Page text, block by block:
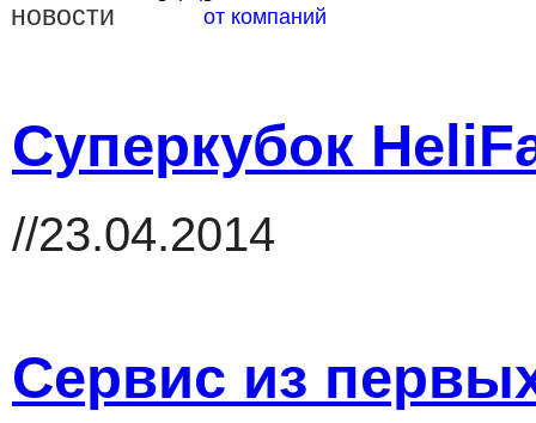
новости от компаний
Суперкубок
//23.04.2014
Сервис из